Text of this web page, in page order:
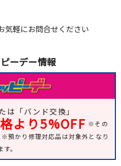
気軽にお問合せください
ーデー情報
は「バンド交換」
より5%OFF ※その
預かり修理対応品は対象外となり
す。